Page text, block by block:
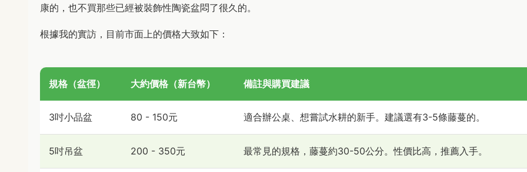
康的，也不買那些已經被裝飾性陶瓷盆悶了很久的。
根據我的實訪，目前市面上的價格大致如下：
規格（盆徑） 大約價格（新台幣） 備註與購買建議
3吋小品盆 80 - 150元 適合辦公桌、想嘗試水耕的新手。建議選有3-5條藤蔓的。
5吋吊盆 200 - 350元 最常見的規格，藤蔓約30-50公分。性價比高，推薦入手。